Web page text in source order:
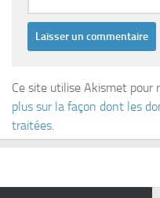
Ce site utilise Akismet pour
plus sur la façon dont les
traitées.